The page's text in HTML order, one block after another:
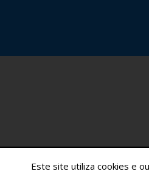
Este site utiliza cookies e